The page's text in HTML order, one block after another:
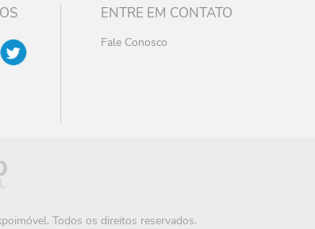
ENTRE EM CONTATO
Fale Conosco
Todos os direitos reservados.